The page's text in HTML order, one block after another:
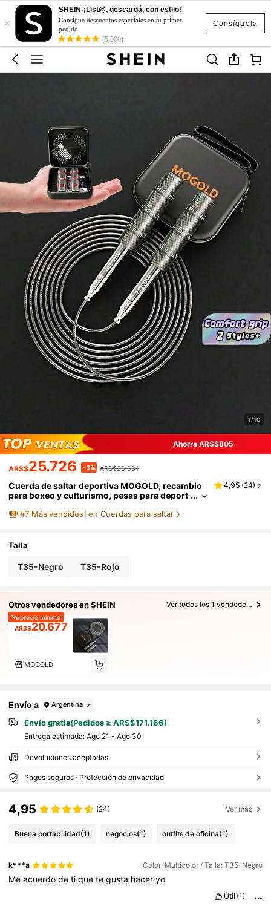
Consíguela
×
SHEIN-¡List@, descargá, con estilo!
Consigue descuentos especiales en tu primer
pedido
(5,000)
1/10
Ahorra ARS$805
ARS$25.726 -3% ARS$26.531
Cuerda de saltar deportiva MOGOLD, recambio
para boxeo y culturismo, pesas para deport
ustable y creativa para culturismo y fitness
4,95 (24)
#7 Más vendidos en Cuerdas para saltar
Talla
T35-Negro T35-Rojo
Otros vendedores en SHEIN Ver todos los 1 vendedores
precio mínimo
ARS$20.677
MOGOLD
Envío a Argentina
Envío gratis(Pedidos ≥ ARS$171.166)
Entrega estimada: Ago 21 - Ago 30
Devoluciones aceptadas
Pagos seguros · Protección de privacidad
4,95 (24) Ver más
Buena portabilidad(1) negocios(1) outfits de oficina(1)
k***a Color: Multicolor / Talla: T35-Negro
Meacuerdodetiquetegusta haceryo
Útil (1)